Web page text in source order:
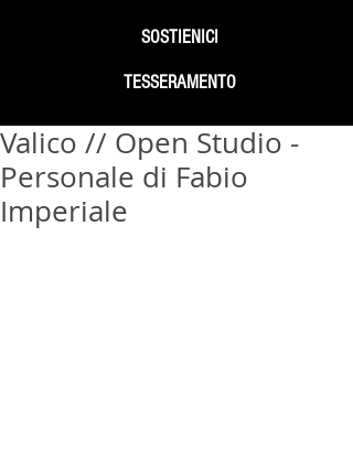
SOSTIENICI
TESSERAMENTO
Valico // Open Studio -
Personale di Fabio
Imperiale